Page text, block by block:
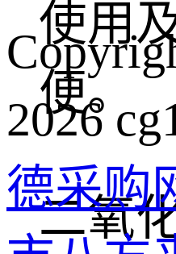
使用
便。
二氧
2026
德采购